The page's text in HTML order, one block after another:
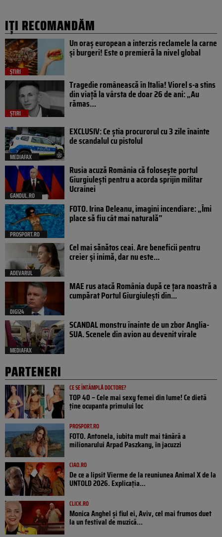
IȚI RECOMANDĂM
ȘTIRI
Un oraș european a interzis reclamele la carne
și burgeri! Este o premieră la nivel global
ȘTIRI
Tragedie românească în Italia! Viorel s-a stins
din viață la vârsta de doar 26 de ani: „Au
rămas…
MEDIAFAX
EXCLUSIV: Ce știa procurorul cu 3 zile înainte
de scandalul cu pistolul
GANDUL.RO
Rusia acuză România că folosește portul
Giurgiulești pentru a acorda sprijin militar
Ucrainei
PROSPORT.RO
FOTO. Irina Deleanu, imagini incendiare: „Îmi
place să fiu cât mai naturală”
ADEVARUL
Cel mai sănătos ceai. Are beneficii pentru
creier și inimă, dar nu este...
DIGI24
MAE rus atacă România după ce țara noastră a
cumpărat Portul Giurgiulești din...
MEDIAFAX
SCANDAL monstru înainte de un zbor Anglia-
SUA. Scenele din avion au devenit virale
PARTENERI
CE SE ÎNTÂMPLĂ DOCTORE?
TOP 40 – Cele mai sexy femei din lume! Ce dietă
ține ocupanta primului loc
PROSPORT.RO
FOTO. Antonela, iubita mult mai tânără a
milionarului Arpad Paszkany, în jacuzzi
CIAO.RO
De ce a lipsit Vierme de la reuniunea Animal X de la
UNTOLD 2026. Explicația...
CLICK.RO
Monica Anghel și fiul ei, Aviv, cel mai frumos duet
la un festival de muzică...